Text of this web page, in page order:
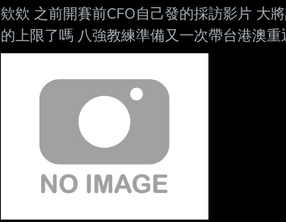
欸欸 之前開賽前CFO自己發的採訪影片 大
的上限了嗎 八強教練準備又一次帶台港澳
SM-A5460 --